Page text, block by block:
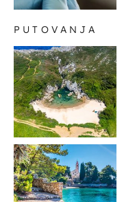
PUTOVANJA